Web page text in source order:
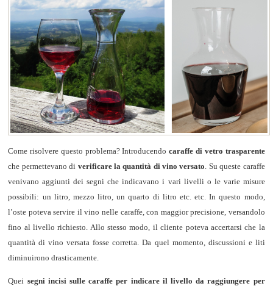
Come risolvere questo problema? Introducendocaraffe di vetro trasparente
che permettevano di verificare la quantità di vino versato . Su queste caraffe
venivano aggiunti dei segni che indicavano i vari livelli o le varie misure
possibili: un litro, mezzo litro, un quarto di litro etc. etc. In questo modo,
l’oste poteva servire il vino nelle caraffe, con maggior precisione, versandolo
fino al livello richiesto. Allo stesso modo, il cliente poteva accertarsi che la
quantità di vino versata fosse corretta. Da quel momento, discussioni e liti
diminuirono drasticamente.
Quei segni incisi sulle caraffe per indicare il livello da raggiungere per